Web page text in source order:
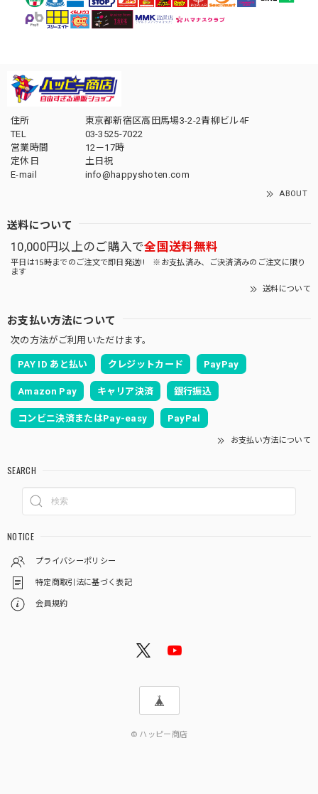
住所
東京都新宿区高田馬場3-2-2青柳ビル4F
TEL
03-3525-7022
営業時間
12－17時
定休日
土日祝
E-mail
info@happyshoten.com
ABOUT
送料について
10,000円以上のご購入で全国送料無料
平日は15時までのご注文で即日発送!! ※お支払済み、ご決済済みのご注文に限り
ます
送料について
お支払い方法について
次の方法がご利用いただけます。
PAY ID あと払い クレジットカード PayPay
Amazon Pay キャリア決済 銀行振込
コンビニ決済またはPay-easy PayPal
お支払い方法について
SEARCH
NOTICE
プライバシーポリシー
特定商取引法に基づく表記
会員規約
© ハッピー商店